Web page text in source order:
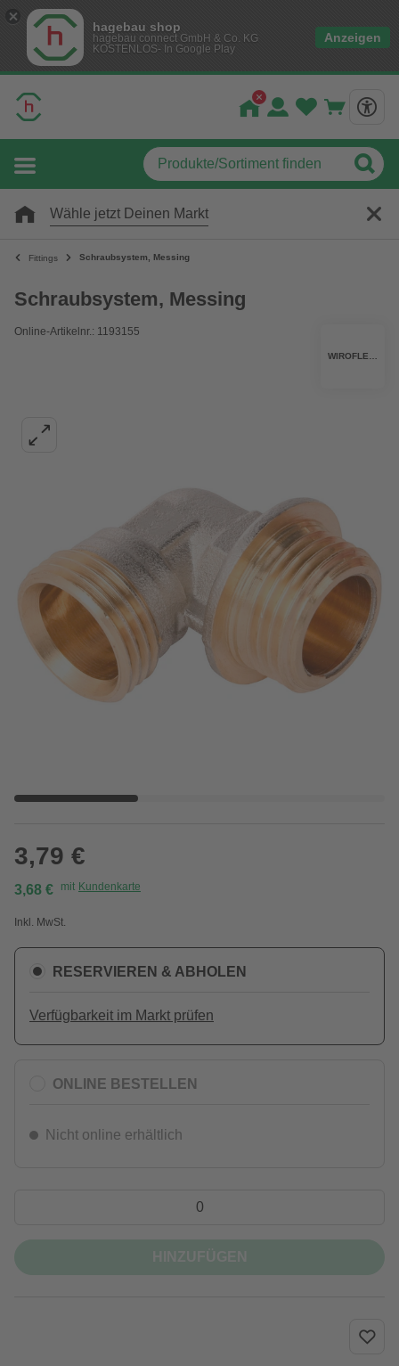
hagebau shop
hagebau connect GmbH & Co. KG
KOSTENLOS- In Google Play
Anzeigen
Wähle jetzt Deinen Markt
Fittings Schraubsystem, Messing
Schraubsystem, Messing
Online-Artikelnr.: 1193155
3,79 €
3,68 € mit Kundenkarte
Inkl. MwSt.
RESERVIEREN & ABHOLEN
Verfügbarkeit im Markt prüfen
ONLINE BESTELLEN
Nicht online erhältlich